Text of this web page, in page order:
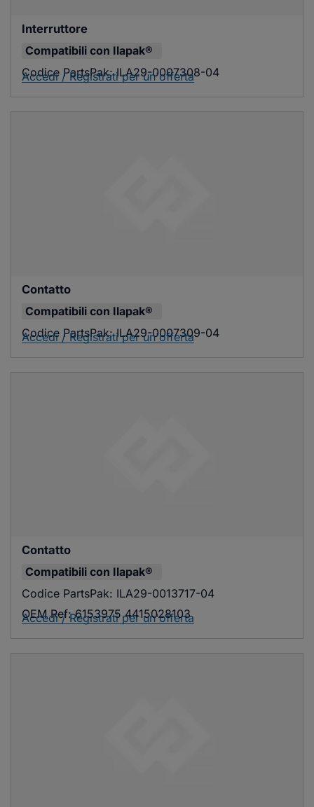
Interruttore
Compatibili con Ilapak®
Codice PartsPak:ILA29-0007308-04
Accedi / Registrati per un'offerta
Contatto
Compatibili con Ilapak®
Codice PartsPak:ILA29-0007309-04
Accedi / Registrati per un'offerta
Contatto
Compatibili con Ilapak®
Codice PartsPak: ILA29-0013717-04
OEM Ref: 6153975 4415028103
Accedi / Registrati per un'offerta